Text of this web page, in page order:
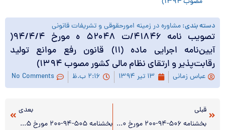
دسته بندی:مشاوره در زمینه امورحقوقی و تشریفات قانونی
تصویب نامه ۴۱۸۴۶/ت ۵۲۰۴۸ ه مورخ ۹۴/۴/۴(
آیین‌نامه اجرایی ماده (۱۱) قانون رفع موانع تولید
رقابت‌پذیر و ارتقای نظام مالی کشور مصوب ۱۳۹۴)
عباس زمانی ۱۳ تیر ۱۳۹۴ ۲:۱۶ ب.ظ No Comments
قبلی
بخشنامه ۵۰۶-۹۴-۲۰۰ مورخ ۹۴/۳/۳۰(نمونه صورتجلسه انجام توافق با اتحادیه های امور صنفی)
بعدی
بخشنامه ۵۰۵-۹۴-۲۰۰ مورخ ۹۴/۳/۲۵(تعیین درآمد مشمول مالیات عملکرد سال ۱۳۹۳ صاحبان مشاغل موضوع بند ج ماده ۹۵)